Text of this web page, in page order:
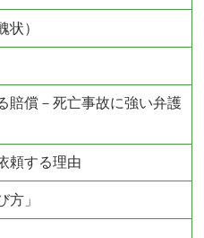
状）
賠償－死亡事故に強い弁護
頼する理由
方」